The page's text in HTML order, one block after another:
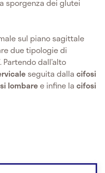
sporgenza dei glutei
sul piano sagittale
due tipologie di
. Partendo dall’alto
seguita dalla cifosi
lombaree infine la cifosi